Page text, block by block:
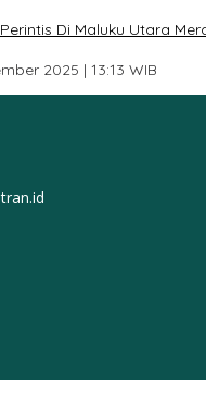
Di Maluku Utara
2025 | 13:13 WIB